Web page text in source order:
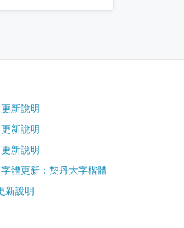
新說明
新說明
新說明
體更新：契丹大字楷體
新說明